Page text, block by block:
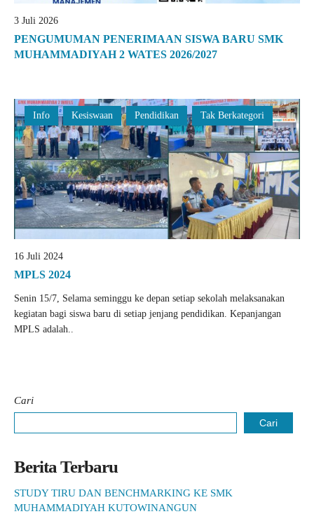
3 Juli 2026
PENGUMUMAN PENERIMAAN SISWA BARU SMK
MUHAMMADIYAH 2 WATES 2026/2027
Info Kesiswaan Pendidikan Tak Berkategori
16 Juli 2024
MPLS 2024
Senin 15/7, Selama seminggu ke depan setiap sekolah melaksanakan
kegiatan bagi siswa baru di setiap jenjang pendidikan. Kepanjangan
MPLS adalah..
Cari
Cari
Berita Terbaru
STUDY TIRU DAN BENCHMARKING KE SMK
MUHAMMADIYAH KUTOWINANGUN